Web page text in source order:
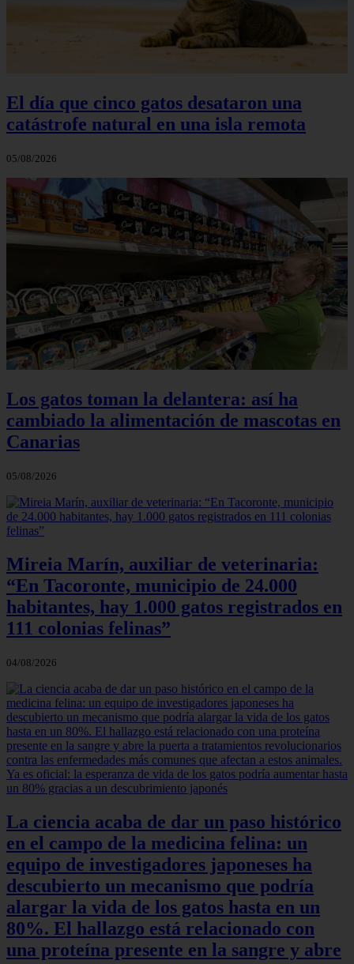
El día que cinco gatos desataron una
catástrofe natural en una isla remota
05/08/2026
Los gatos toman la delantera: así ha
cambiado la alimentación de mascotas en
Canarias
05/08/2026
Mireia Marín, auxiliar de veterinaria:
“En Tacoronte, municipio de 24.000
habitantes, hay 1.000 gatos registrados en
111 colonias felinas”
04/08/2026
La ciencia acaba de dar un paso histórico
en el campo de la medicina felina: un
equipo de investigadores japoneses ha
descubierto un mecanismo que podría
alargar la vida de los gatos hasta en un
80%. El hallazgo está relacionado con
una proteína presente en la sangre y abre